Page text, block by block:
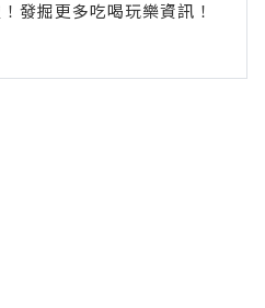
發掘更多吃喝玩樂資訊！